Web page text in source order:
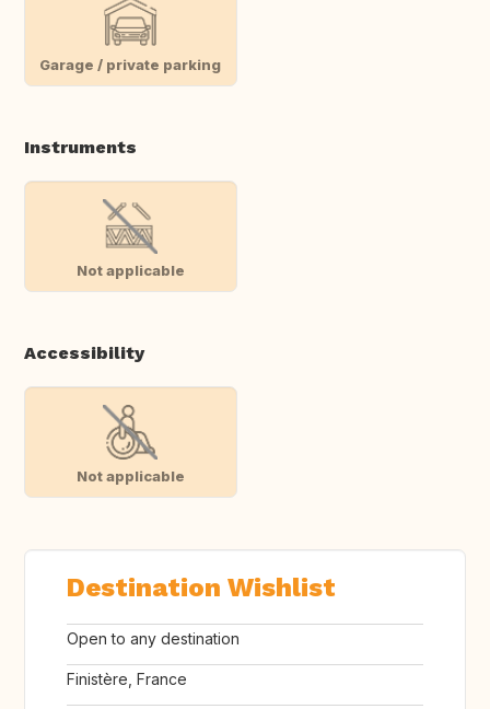
Garage / private parking
Instruments
Not applicable
Accessibility
Not applicable
Destination Wishlist
Open to any destination
Finistère, France